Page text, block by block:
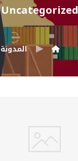
Uncategorized
المدونة